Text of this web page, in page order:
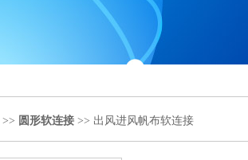
>> 圆形软连接 >> 出风进风帆布软连接